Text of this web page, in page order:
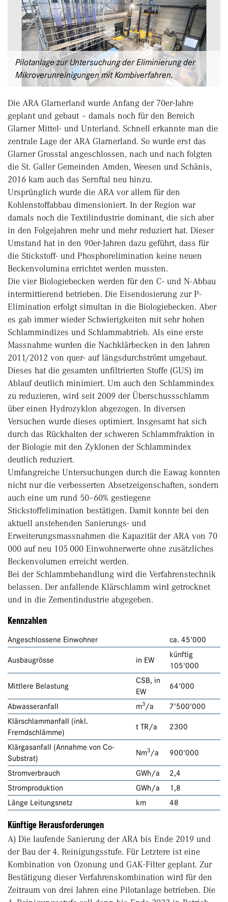
Pilotanlage zur Untersuchung der Eliminierung der
Mikroverunreinigungen mit Kombiverfahren.
Die ARA Glarnerland wurde Anfang der 70er-Jahre
geplant und gebaut – damals noch für den Bereich
Glarner Mittel- und Unterland. Schnell erkannte man die
zentrale Lage der ARA Glarnerland. So wurde erst das
Glarner Grosstal angeschlossen, nach und nach folgten
die St. Galler Gemeinden Amden, Weesen und Schänis,
2016 kam auch das Sernftal neu hinzu.
Ursprünglich wurde die ARA vor allem für den
Kohlenstoffabbau dimensioniert. In der Region war
damals noch die Textilindustrie dominant, die sich aber
in den Folgejahren mehr und mehr reduziert hat. Dieser
Umstand hat in den 90er-Jahren dazu geführt, dass für
die Stickstoff- und Phosphorelimination keine neuen
Beckenvolumina errichtet werden mussten.
Die vier Biologiebecken werden für den C- und N-Abbau
intermittierend betrieben. Die Eisendosierung zur P-
Elimination erfolgt simultan in die Biologiebecken. Aber
es gab immer wieder Schwierigkeiten mit sehr hohen
Schlammindizes und Schlammabtrieb. Als eine erste
Massnahme wurden die Nachklärbecken in den Jahren
2011/2012 von quer- auf längsdurchströmt umgebaut.
Dieses hat die gesamten unfiltrierten Stoffe (GUS) im
Ablauf deutlich minimiert. Um auch den Schlammindex
zu reduzieren, wird seit 2009 der Überschussschlamm
über einen Hydrozyklon abgezogen. In diversen
Versuchen wurde dieses optimiert. Insgesamt hat sich
durch das Rückhalten der schweren Schlammfraktion in
der Biologie mit den Zyklonen der Schlammindex
deutlich reduziert.
Umfangreiche Untersuchungen durch die Eawag konnten
nicht nur die verbesserten Absetzeigenschaften, sondern
auch eine um rund 50–60% gestiegene
Stickstoffelimination bestätigen. Damit konnte bei den
aktuell anstehenden Sanierungs- und
Erweiterungsmassnahmen die Kapazität der ARA von 70
000 auf neu 105 000 Einwohnerwerte ohne zusätzliches
Beckenvolumen erreicht werden.
Bei der Schlammbehandlung wird die Verfahrenstechnik
belassen. Der anfallende Klärschlamm wird getrocknet
und in die Zementindustrie abgegeben.
Kennzahlen
Angeschlossene Einwohner ca. 45'000
Ausbaugrösse in EW
künftig
105'000
Mittlere Belastung
CSB, in
EW
64'000
Abwasseranfall m3/a
7'500'000
Klärschlammanfall (inkl.
Fremdschlämme)
t TR/a 2300
Klärgasanfall (Annahme von Co-
Substrat)
Nm3/a 900'000
Stromverbrauch GWh/a
2,4
Stromproduktion
GWh/a
1,8
Länge Leitungsnetz
km 48
Künftige Herausforderungen
A) Die laufende Sanierung der ARA bis Ende 2019 und
der Bau der 4. Reinigungsstufe. Für Letztere ist eine
Kombination von Ozonung und GAK-Filter geplant. Zur
Bestätigung dieser Verfahrenskombination wird für den
Zeitraum von drei Jahren eine Pilotanlage betrieben. Die